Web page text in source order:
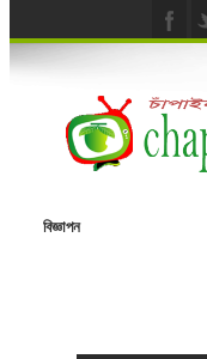
বিজ্ঞাপন